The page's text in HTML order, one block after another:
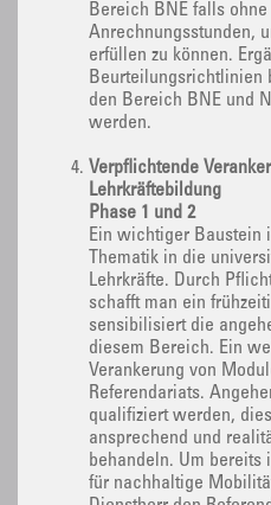
Bereich BNE falls
Anrechnungsstunden,
erfüllen zu können.
Beurteilungsrichtlinien
den Bereich BNE und
werden.
Verpflichtende
Lehrkräftebildung
Phase 1 und 2
Ein wichtiger Baustein
Thematik in die
Lehrkräfte. Durch
schafft man ein
sensibilisiert die
diesem Bereich. Ein
Verankerung von
Referendariats.
qualifiziert werden,
ansprechend und
behandeln. Um bereits
für nachhaltige